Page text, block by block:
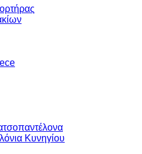
Κυνηγίου